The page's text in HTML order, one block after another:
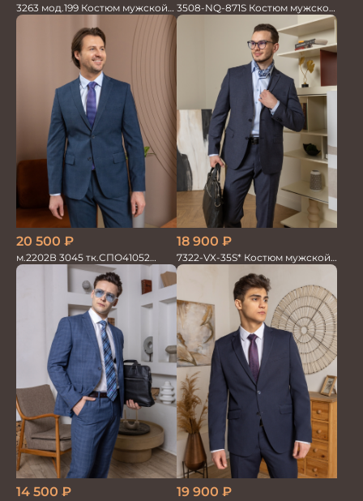
3263 мод.199 Костюм мужской
трикотажный т.син в клетку
3508-NQ-871S Костюм мужской
двойка со льном в елочку
20 500 ₽
м.2202В 3045 тк.СПО41052
Костюм мужской
18 900 ₽
7322-VX-35S* Костюм мужской
двойка
14 500 ₽ 19 900 ₽